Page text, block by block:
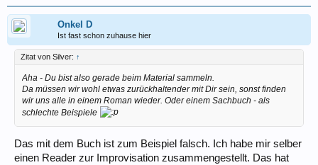
Onkel D
Ist fast schon zuhause hier
Zitat von Silver: ↑
Aha - Du bist also gerade beim Material sammeln.
Da müssen wir wohl etwas zurückhaltender mit Dir sein, sonst finden
wir uns alle in einem Roman wieder. Oder einem Sachbuch - als
schlechte Beispiele
Das mit dem Buch ist zum Beispiel falsch. Ich habe mir selber
einen Reader zur Improvisation zusammengestellt. Das hat